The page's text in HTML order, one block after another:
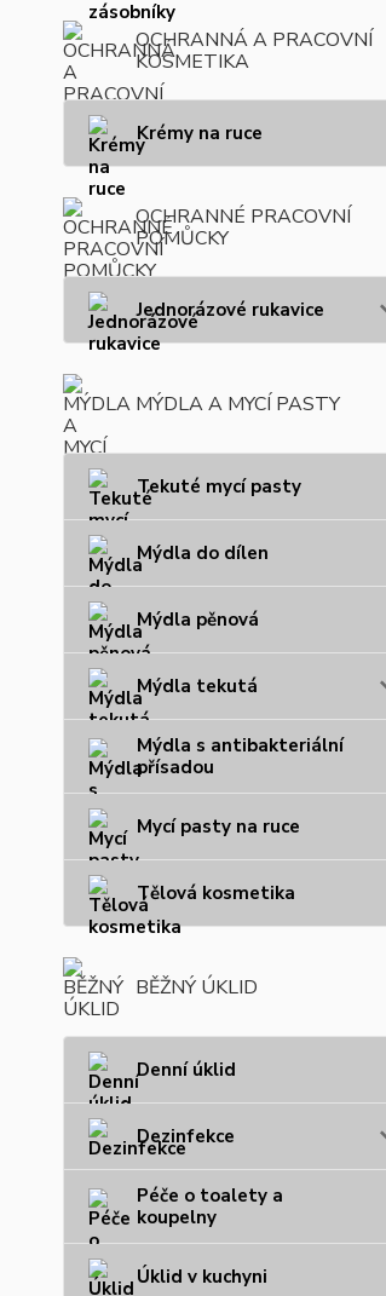
OCHRANNÁ A PRACOVNÍ
KOSMETIKA
Krémy na ruce
OCHRANNÉ PRACOVNÍ
POMŮCKY
Jednorázové rukavice
MÝDLA A MYCÍ PASTY
Tekuté mycí pasty
Mýdla do dílen
Mýdla pěnová
Mýdla tekutá
Mýdla s antibakteriální
přísadou
Mycí pasty na ruce
Tělová kosmetika
BĚŽNÝ ÚKLID
Denní úklid
Dezinfekce
Péče o toalety a
koupelny
Úklid v kuchyni